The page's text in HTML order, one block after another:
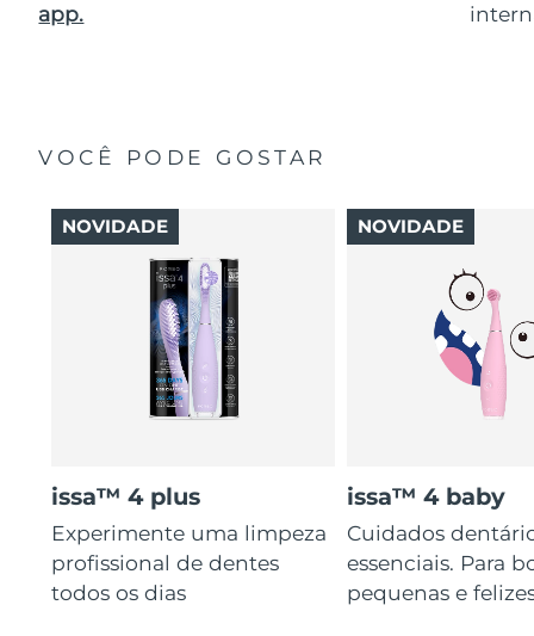
app.
VOCÊ PODE GOSTAR
issa™ 4 plus
Experimente uma limpeza
profissional de dentes
todos os dias
NOVIDADE
issa™ 4 baby
Cuidados
essenciais. Para
pequenas e
NOVIDADE